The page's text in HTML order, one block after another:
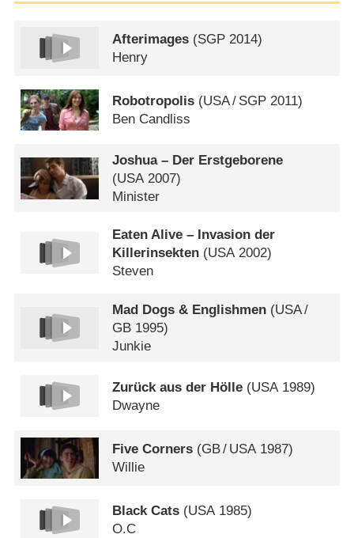
Afterimages (SGP 2014)
Henry
Robotropolis (USA/ SGP 2011)
Ben Candliss
Joshua – Der Erstgeborene
(USA2007)
Minister
Eaten Alive – Invasion der
Killerinsekten (USA2002)
Steven
Mad Dogs & Englishmen (USA/
GB 1995)
Junkie
Zurück aus der Hölle (USA 1989)
Dwayne
Five Corners (GB/ USA1987)
Willie
Black Cats (USA1985)
O.C